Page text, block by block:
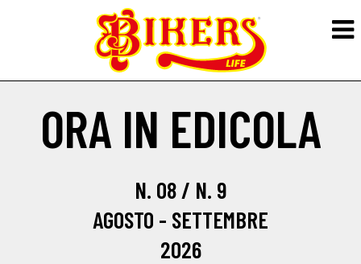
ORA IN EDICOLA
N. 08 / N. 9
AGOSTO - SETTEMBRE
2026